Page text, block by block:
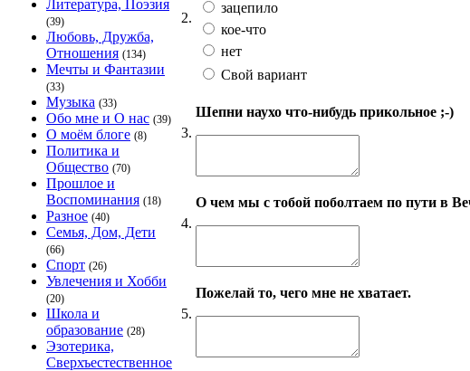
Литература, Поэзия
(39)
Любовь, Дружба,
Отношения (134)
Мечты и Фантазии
(33)
Музыка (33)
Обо мне и О нас (39)
О моём блоге (8)
Политика и
Общество (70)
Прошлое и
Воспоминания (18)
Разное (40)
Семья, Дом, Дети
(66)
Спорт (26)
Увлечения и Хобби
(20)
Школа и
образование (28)
Эзотерика,
Сверхъестественное
2.
зацепило
кое-что
нет
Свой вариант
3.
Шепни наухо что-нибудь прикольное ;-)
4.
О чем мы с тобой поболтаем по пути в
5.
Пожелай то, чего мне не хватает.